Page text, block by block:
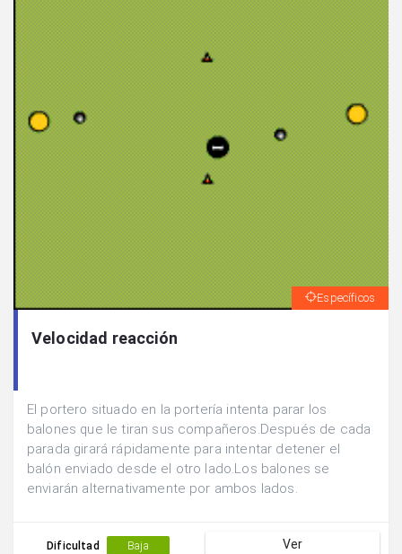
Específicos
Velocidad reacción
El portero situado en la portería intenta parar los
balones que le tiran sus compañeros.Después de cada
parada girará rápidamente para intentar detener el
balón enviado desde el otro lado.Los balones se
enviarán alternativamente por ambos lados.
Dificultad Baja Ver